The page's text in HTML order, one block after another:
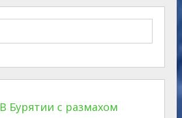
В Бурятии с размахом